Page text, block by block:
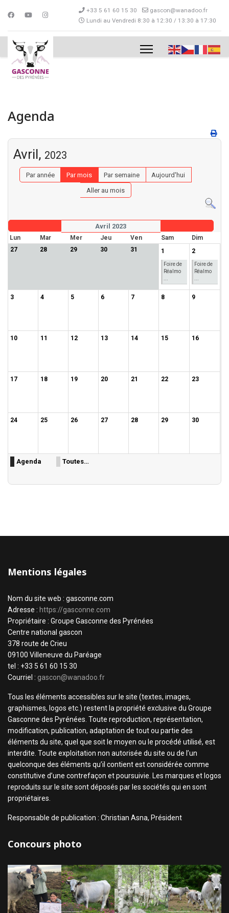
+33 5 61 60 15 30
gascon@wanadoo.fr
Lundi au Vendredi 8:30 à 12:30 / 13:30 à 17:30
Agenda
Avril, 2023
Par année Par mois Par semaine
Aujourd'hui
Aller au mois
Avril 2023
Lun Mar Mer Jeu Ven Sam
Dim
27
28 29 30 31 1
Foire de
Réalmo
2
Foire de
Réalmo
3 4 5 6 7 8 9
10 11 12 13 14 15 16
17 18 19 20 21 22 23
24 25 26 27 28 29 30
Agenda Toutes…
Mentions légales
Nom du site web : gasconne.com
Adresse : https://gasconne.com
Propriétaire : Groupe Gasconne des Pyrénées
Centre national gascon
378 route de Crieu
09100 Villeneuve du Paréage
tel : +33 5 61 60 15 30
Courriel : gascon@wanadoo.fr
Tous les éléments accessibles sur le site (textes, images,
graphismes, logos etc.) restent la propriété exclusive du Groupe
Gasconne des Pyrénées. Toute reproduction, représentation,
modification, publication, adaptation de tout ou partie des
éléments du site, quel que soit le moyen ou le procédé utilisé, est
interdite. Toute exploitation non autorisée du site ou de l’un
quelconque des éléments qu’il contient est considérée comme
constitutive d’une contrefaçon et poursuivie. Les marques et logos
reproduits sur le site sont déposés par les sociétés qui en sont
propriétaires.
Responsable de publication : Christian Asna, Président
Concours photo